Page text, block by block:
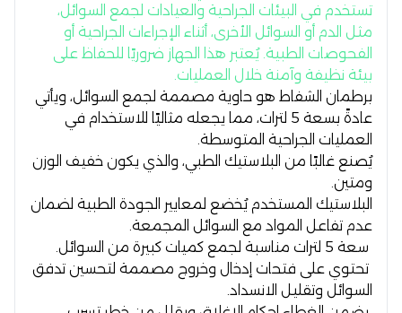
تستخدم في البيئات الجراحية والعيادات لجمع السوائل،
مثل الدم أو السوائل الأخرى، أثناء الإجراءات الجراحية أو
الفحوصات الطبية. يُعتبر هذا الجهاز ضروريًا للحفاظ على
بيئة نظيفة وآمنة خلال العمليات.
برطمان الشفاط هو حاوية مصممة لجمع السوائل، ويأتي
عادةً بسعة 5 لترات، مما يجعله مثاليًا للاستخدام في
العمليات الجراحية المتوسطة.
يُصنع غالبًا من البلاستيك الطبي، والذي يكون خفيف الوزن
ومتين.
البلاستيك المستخدم يُخضع لمعايير الجودة الطبية لضمان
عدم تفاعل المواد مع السوائل المجمعة.
سعة 5 لترات مناسبة لجمع كميات كبيرة من السوائل.
تحتوي على فتحات إدخال وخروج مصممة لتحسين تدفق
السوائل وتقليل الانسداد.